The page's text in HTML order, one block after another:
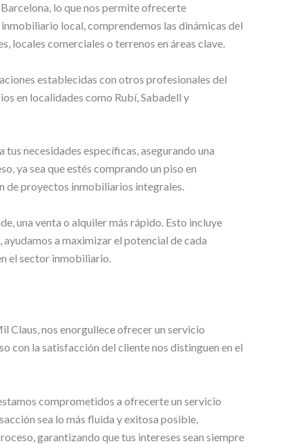
lo que nos permite ofrecerte
local, comprendemos las dinámicas del
locales comerciales o terrenos en áreas clave.
establecidas con otros profesionales del
en localidades como Rubí, Sabadell y
necesidades específicas, asegurando una
ya sea que estés comprando un piso en
de proyectos inmobiliarios integrales.
una venta o alquiler más rápido. Esto incluye
a maximizar el potencial de cada
el sector inmobiliario.
Claus, nos enorgullece ofrecer un servicio
con la satisfacción del cliente nos distinguen en el
comprometidos a ofrecerte un servicio
sea lo más fluida y exitosa posible,
garantizando que tus intereses sean siempre